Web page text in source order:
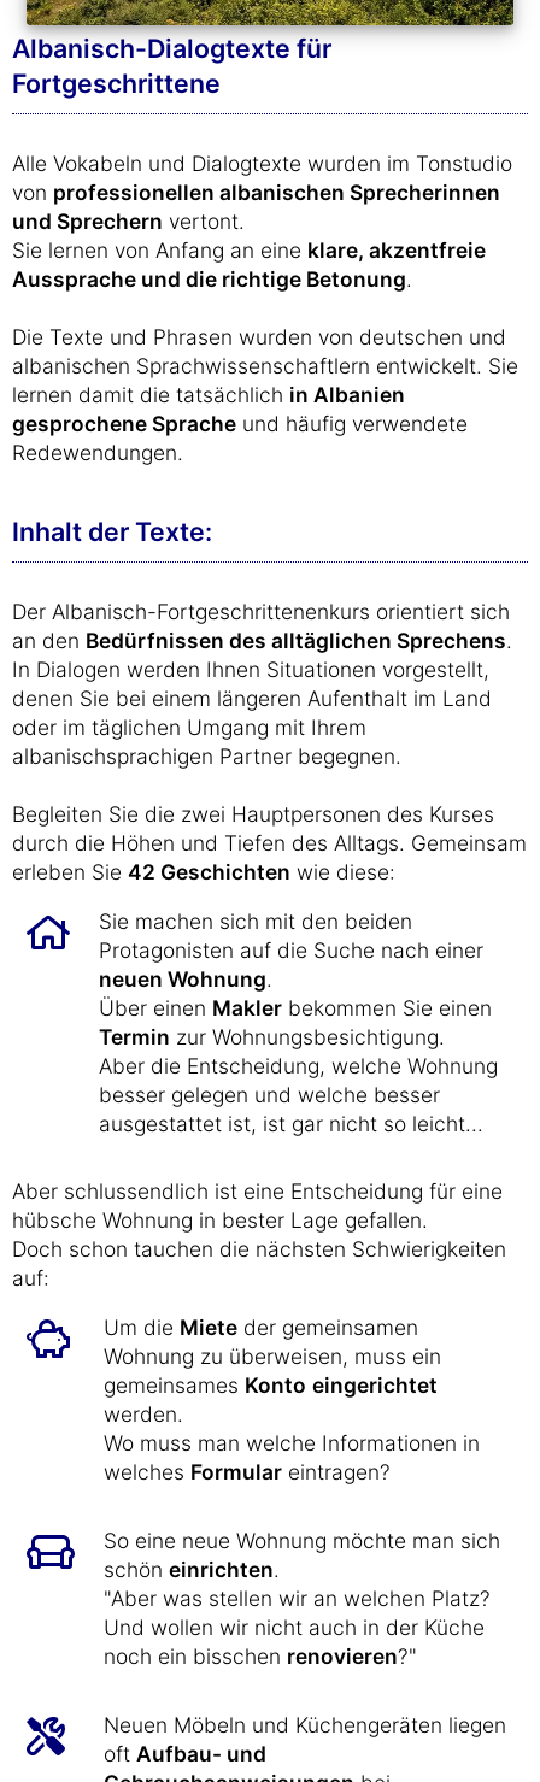
Albanisch-Dialogtexte für
Fortgeschrittene
Alle Vokabeln und Dialogtexte wurden im Tonstudio
von professionellen albanischen Sprecherinnen
und Sprechern vertont.
Sie lernen von Anfang an eine klare, akzentfreie
Aussprache und die richtige Betonung.
Die Texte und Phrasen wurden von deutschen und
albanischen Sprachwissenschaftlern entwickelt. Sie
lernen damit die tatsächlich in Albanien
gesprochene Sprache und häufig verwendete
Redewendungen.
Inhalt der Texte:
Der Albanisch-Fortgeschrittenenkurs orientiert sich
an den Bedürfnissen des alltäglichen Sprechens.
In Dialogen werden Ihnen Situationen vorgestellt,
denen Sie bei einem längeren Aufenthalt im Land
oder im täglichen Umgang mit Ihrem
albanischsprachigen Partner begegnen.
Begleiten Sie die zwei Hauptpersonen des Kurses
durch die Höhen und Tiefen des Alltags. Gemeinsam
erleben Sie 42 Geschichten wie diese:
Sie machen sich mit den beiden
Protagonisten auf die Suche nach einer
neuen Wohnung.
Über einen Makler bekommen Sie einen
Termin zur Wohnungsbesichtigung.
Aber die Entscheidung, welche Wohnung
besser gelegen und welche besser
ausgestattet ist, ist gar nicht so leicht...
Aber schlussendlich ist eine Entscheidung für eine
hübsche Wohnung in bester Lage gefallen.
Doch schon tauchen die nächsten Schwierigkeiten
auf:
Um die Miete der gemeinsamen
Wohnung zu überweisen, muss ein
gemeinsames Konto eingerichtet
werden.
Wo muss man welche Informationen in
welches Formular eintragen?
So eine neue Wohnung möchte man sich
schön einrichten.
"Aber was stellen wir an welchen Platz?
Und wollen wir nicht auch in der Küche
noch ein bisschen renovieren?"
Neuen Möbeln und Küchengeräten liegen
oft Aufbau- und